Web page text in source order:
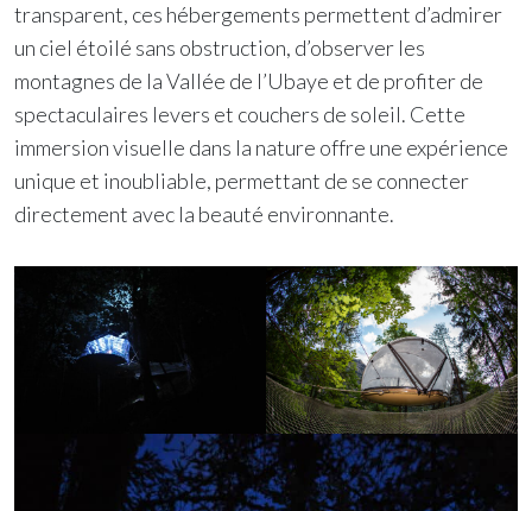
transparent, ces hébergements permettent d’admirer
un ciel étoilé sans obstruction, d’observer les
montagnes de la Vallée de l’Ubaye et de profiter de
spectaculaires levers et couchers de soleil. Cette
immersion visuelle dans la nature offre une expérience
unique et inoubliable, permettant de se connecter
directement avec la beauté environnante.